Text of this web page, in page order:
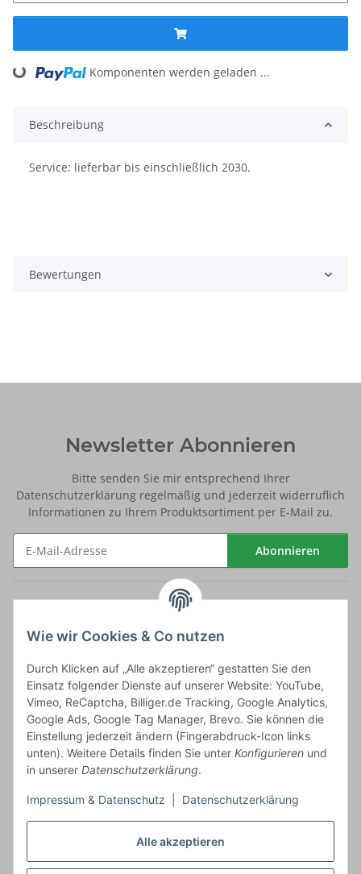
Alle akzeptieren
Wie wir Cookies & Co nutzen
Durch Klicken auf „Alle akzeptieren“ gestatten Sie den
Einsatz folgender Dienste auf unserer Website: YouTube,
Vimeo, ReCaptcha, Billiger.de Tracking, Google Analytics,
Google Ads, Google Tag Manager, Brevo. Sie können die
Einstellung jederzeit ändern (Fingerabdruck-Icon links
unten). Weitere Details finden Sie unter Konfigurieren und
in unserer Datenschutzerklärung.
Impressum & Datenschutz Datenschutzerklärung
Loading... Komponenten werden geladen ...
Beschreibung
Service: lieferbar bis einschließlich 2030.
Bewertungen
Newsletter Abonnieren
Bitte senden Sie mir entsprechend Ihrer
Datenschutzerklärung regelmäßig und jederzeit widerruflich
Informationen zu Ihrem Produktsortiment per E-Mail zu.
Abonnieren
Artikelinformationen
Frieslandstr. 44 | 26446 Reepsholt
Fon 04468-9479855-0 | Fax -9